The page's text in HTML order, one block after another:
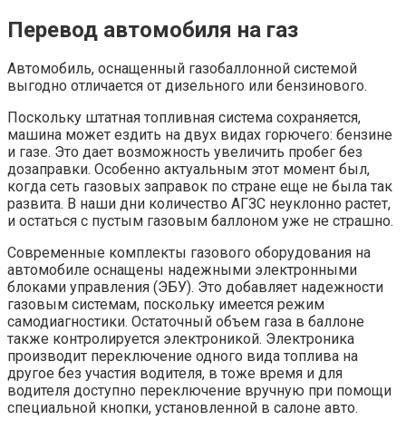
Перевод автомобиля на газ
Автомобиль, оснащенный газобаллонной системой
выгодно отличается от дизельного или бензинового.
Поскольку штатная топливная система сохраняется,
машина может ездить на двух видах горючего: бензине
и газе. Это дает возможность увеличить пробег без
дозаправки. Особенно актуальным этот момент был,
когда сеть газовых заправок по стране еще не была так
развита. В наши дни количество АГЗС неуклонно растет,
и остаться с пустым газовым баллоном уже не страшно.
Современные комплекты газового оборудования на
автомобиле оснащены надежными электронными
блоками управления (ЭБУ). Это добавляет надежности
газовым системам, поскольку имеется режим
самодиагностики. Остаточный объем газа в баллоне
также контролируется электроникой. Электроника
производит переключение одного вида топлива на
другое без участия водителя, в тоже время и для
водителя доступно переключение вручную при помощи
специальной кнопки, установленной в салоне авто.